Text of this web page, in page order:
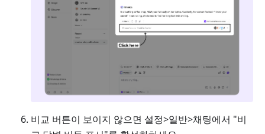
비교 버튼이 보이지 않으면 설정>일반>채팅에서 "비